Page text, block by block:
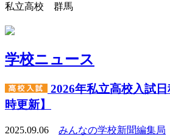
私立高校 群馬
学校ニュース
2026年私立高校入試
時更新】
2025.09.06 みんなの学校新聞編集局